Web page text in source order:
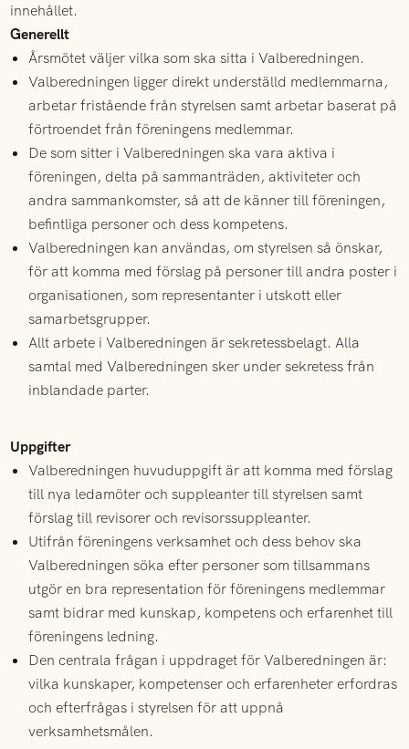
innehållet.
Generellt
Årsmötet väljer vilka som ska sitta i Valberedningen.
Valberedningen ligger direkt underställd medlemmarna,
arbetar fristående från styrelsen samt arbetar baserat på
förtroendet från föreningens medlemmar.
De som sitter i Valberedningen ska vara aktiva i
föreningen, delta på sammanträden, aktiviteter och
andra sammankomster, så att de känner till föreningen,
befintliga personer och dess kompetens.
Valberedningen kan användas, om styrelsen så önskar,
för att komma med förslag på personer till andra poster i
organisationen, som representanter i utskott eller
samarbetsgrupper.
Allt arbete i Valberedningen är sekretessbelagt. Alla
samtal med Valberedningen sker under sekretess från
inblandade parter.
Uppgifter
Valberedningen huvuduppgift är att komma med förslag
till nya ledamöter och suppleanter till styrelsen samt
förslag till revisorer och revisorssuppleanter.
Utifrån föreningens verksamhet och dess behov ska
Valberedningen söka efter personer som tillsammans
utgör en bra representation för föreningens medlemmar
samt bidrar med kunskap, kompetens och erfarenhet till
föreningens ledning.
Den centrala frågan i uppdraget för Valberedningen är:
vilka kunskaper, kompetenser och erfarenheter erfordras
och efterfrågas i styrelsen för att uppnå
verksamhetsmålen.